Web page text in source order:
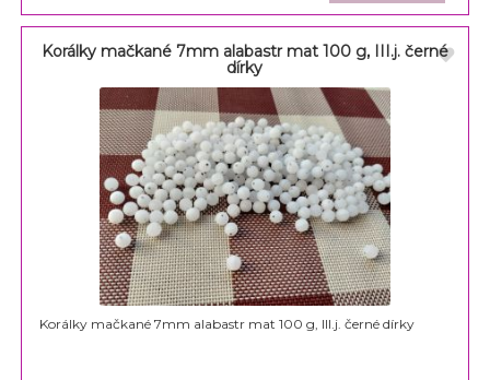
Korálky mačkané 7mm alabastr mat 100 g, III.j. černé
dírky
Korálky mačkané 7mm alabastr mat 100 g, III.j. černé dírky